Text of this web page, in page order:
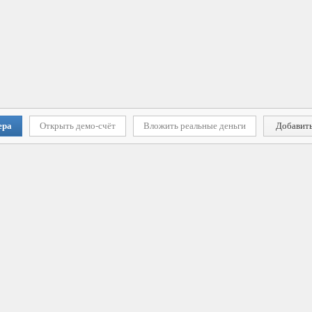
Открыть демо-счёт Вложить реальные деньги